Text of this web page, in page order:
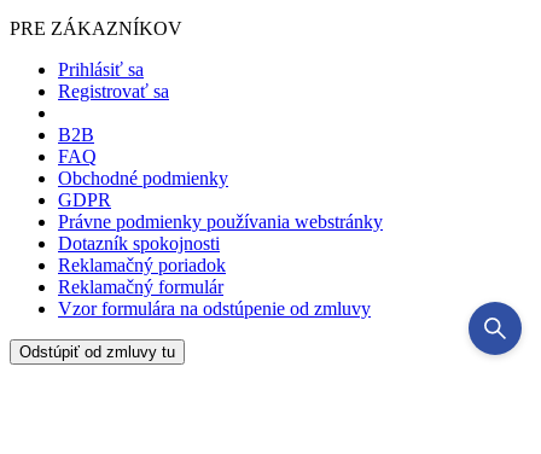
PRE ZÁKAZNÍKOV
Prihlásiť sa
Registrovať sa
B2B
FAQ
Obchodné podmienky
GDPR
Právne podmienky používania webstránky
Dotazník spokojnosti
Reklamačný poriadok
Reklamačný formulár
Vzor formulára na odstúpenie od zmluvy
Odstúpiť od zmluvy tu